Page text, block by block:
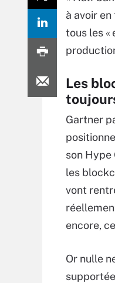
à avoir
tous les «
Les
Gartner
son Hype
les
vont
encore,
Or nulle